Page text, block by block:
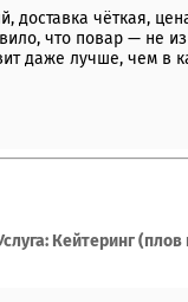
доставка чёткая,
что повар — не
даже лучше, чем в
Кейтеринг (плов